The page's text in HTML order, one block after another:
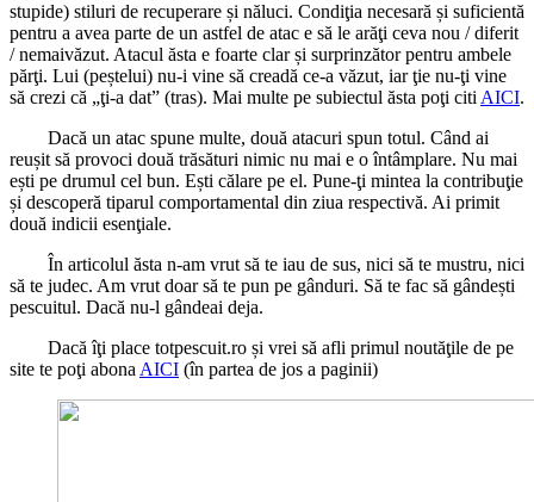
stupide) stiluri de recuperare și năluci. Condiţia necesară și suficientă
pentru a avea parte de un astfel de atac e să le arăţi ceva nou / diferit
/ nemaivăzut. Atacul ăsta e foarte clar și surprinzător pentru ambele
părţi. Lui (peștelui) nu-i vine să creadă ce-a văzut, iar ţie nu-ţi vine
să crezi că „ţi-a dat” (tras). Mai multe pe subiectul ăsta poţi citi AICI.
Dacă un atac spune multe, două atacuri spun totul. Când ai
reușit să provoci două trăsături nimic nu mai e o întâmplare. Nu mai
ești pe drumul cel bun. Ești călare pe el. Pune-ţi mintea la contribuţie
și descoperă tiparul comportamental din ziua respectivă. Ai primit
două indicii esenţiale.
În articolul ăsta n-am vrut să te iau de sus, nici să te mustru, nici
să te judec. Am vrut doar să te pun pe gânduri. Să te fac să gândești
pescuitul. Dacă nu-l gândeai deja.
Dacă îţi place totpescuit.ro și vrei să afli primul noutăţile de pe
site te poţi abona AICI (în partea de jos a paginii)